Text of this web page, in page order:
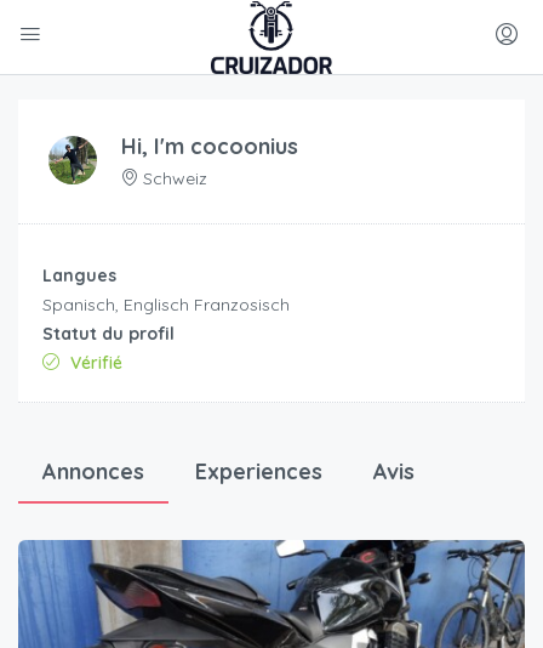
Hi, I'm cocoonius
Schweiz
Langues
Spanisch, Englisch Franzosisch
Statut du profil
Vérifié
Annonces Experiences Avis